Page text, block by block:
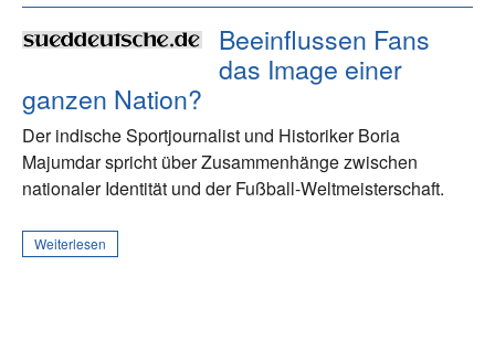
Beeinflussen Fans
das Image einer
ganzen Nation?
Der indische Sportjournalist und Historiker Boria
Majumdar spricht über Zusammenhänge zwischen
nationaler Identität und der Fußball-Weltmeisterschaft.
Weiterlesen